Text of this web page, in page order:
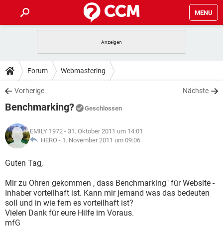
MENU
ANDROID
WINDOWS 10
WHATSAPP TIKTOK
FACEBOOK
TIPPS & TRICKS
SPIELE
WHATSAPP TIKTOK
FACEBOOK
DOWNLOADS
SPIELE STREAMING
ANDROID
WINDOWS 10 INSTAGRAM
WHATSAPP
SPIELE STREAMING
ANDROID
WINDOWS 10
WHATSAPP TIKTOK
FACEBOOK HARDWARE
LEXIKON
SPIELE
WINDOWS 10 INSTAGRAM
WHATSAPP
FACEBOOK
Forum Webmastering
Vorherige Nächste
Benchmarking? Geschlossen
EMILY 1972 - 31. Oktober 2011 um 14:01
HERO - 1. November 2011 um 09:06
Guten Tag,
Mir zu Ohren gekommen , dass Benchmarking" für Website -
Inhaber vorteilhaft ist. Kann mir jemand was das bedeuten
soll und in wie fern es vorteilhaft ist?
Vielen Dank für eure Hilfe im Voraus.
mfG